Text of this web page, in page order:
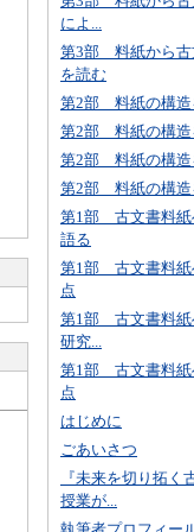
によ...
第3部 料紙から
を読む
第2部 料紙の構
第2部 料紙の構
第2部 料紙の構
第2部 料紙の構
第1部 古文書料
語る
第1部 古文書料
点
第1部 古文書料
研究...
第1部 古文書料
点
はじめに
ごあいさつ
『未来を切り拓
授業が...